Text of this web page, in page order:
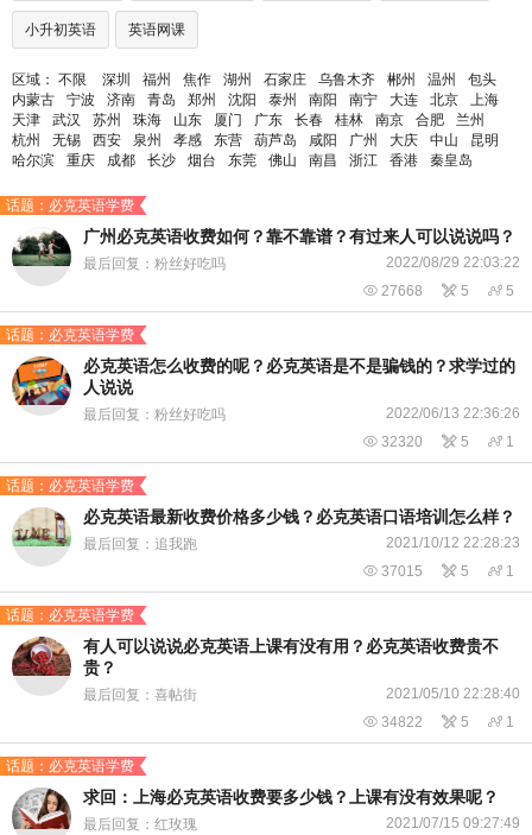
小升初英语 英语网课
区域： 不限 深圳 福州 焦作 湖州 石家庄 乌鲁木齐 郴州 温州
包头
内蒙古
宁波 济南 青岛 郑州 沈阳 泰州 南阳 南宁 大连 北京
上海
天津
武汉 苏州 珠海 山东 厦门 广东 长春 桂林 南京 合肥
兰州
杭州
无锡 西安 泉州 孝感 东营 葫芦岛 咸阳 广州 大庆 中山
昆明
哈尔滨
重庆 成都 长沙 烟台 东莞 佛山 南昌 浙江 香港 秦皇岛
话题：必克英语学费
广州必克英语收费如何？靠不靠谱？有过来人可以说说吗？
最后回复：粉丝好吃吗 2022/08/29 22:03:22
 27668  5  5
话题：必克英语学费
必克英语怎么收费的呢？必克英语是不是骗钱的？求学过的
人说说
最后回复：粉丝好吃吗 2022/06/13 22:36:26
 32320  5  1
话题：必克英语学费
必克英语最新收费价格多少钱？必克英语口语培训怎么样？
最后回复：追我跑 2021/10/12 22:28:23
 37015  5  1
话题：必克英语学费
有人可以说说必克英语上课有没有用？必克英语收费贵不
贵？
最后回复：喜帖街 2021/05/10 22:28:40
 34822  5  1
话题：必克英语学费
求回：上海必克英语收费要多少钱？上课有没有效果呢？
最后回复：红玫瑰 2021/07/15 09:27:49